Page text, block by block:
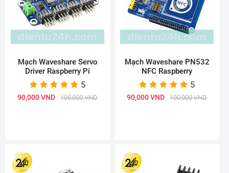
Mạch Waveshare Servo
Driver Raspberry Pi
5
90,000 VND 100,000 VND
Mạch Waveshare PN532
NFC Raspberry
5
90,000 VND 100,000 VND